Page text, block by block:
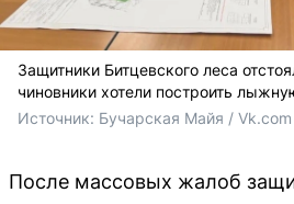
Защитники Битцевского леса
чиновники хотели построить
Источник: Бучарская Майя / Vk.com
После массовых жалоб